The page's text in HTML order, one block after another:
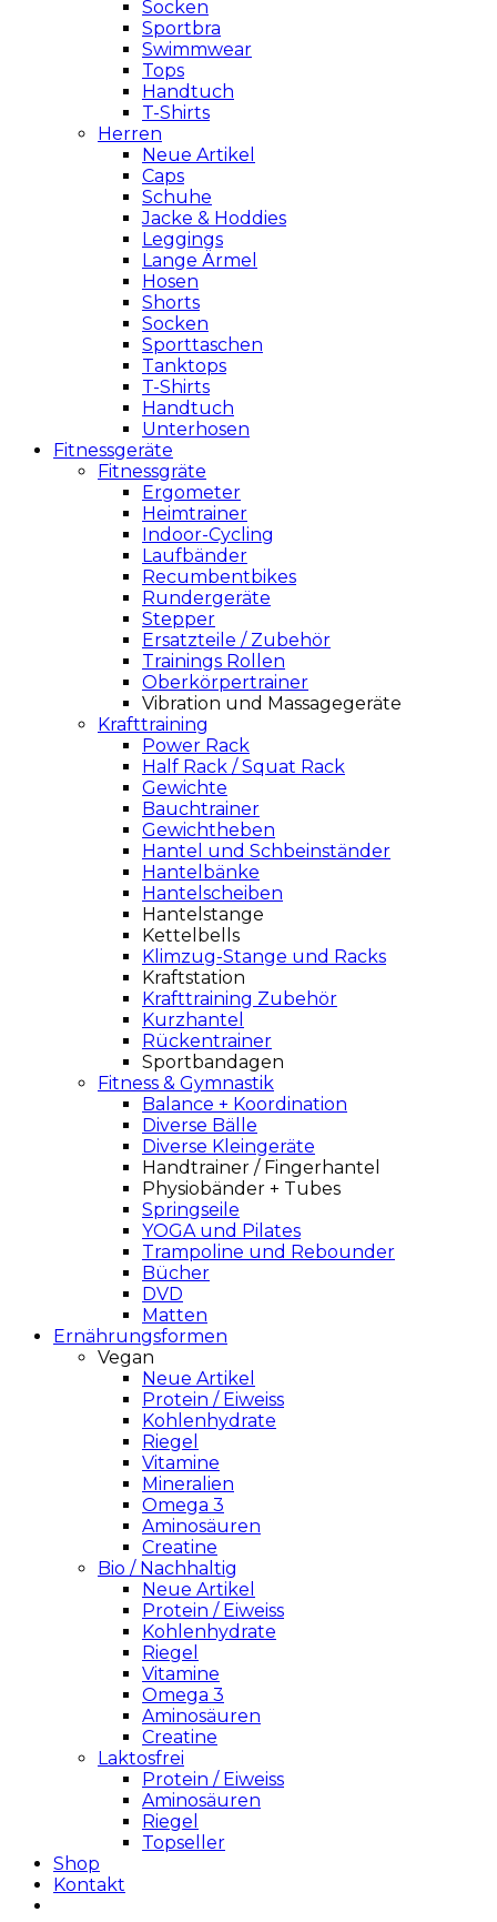
Socken
Sportbra
Swimmwear
Tops
Handtuch
T-Shirts
Herren
Neue Artikel
Caps
Schuhe
Jacke & Hoddies
Leggings
Lange Ärmel
Hosen
Shorts
Socken
Sporttaschen
Tanktops
T-Shirts
Handtuch
Unterhosen
Fitnessgeräte
Fitnessgräte
Ergometer
Heimtrainer
Indoor-Cycling
Laufbänder
Recumbentbikes
Rundergeräte
Stepper
Ersatzteile / Zubehör
Trainings Rollen
Oberkörpertrainer
Vibration und Massagegeräte
Krafttraining
Power Rack
Half Rack / Squat Rack
Gewichte
Bauchtrainer
Gewichtheben
Hantel und Schbeinständer
Hantelbänke
Hantelscheiben
Hantelstange
Kettelbells
Klimzug-Stange und Racks
Kraftstation
Krafttraining Zubehör
Kurzhantel
Rückentrainer
Sportbandagen
Fitness & Gymnastik
Balance + Koordination
Diverse Bälle
Diverse Kleingeräte
Handtrainer / Fingerhantel
Physiobänder + Tubes
Springseile
YOGA und Pilates
Trampoline und Rebounder
Bücher
DVD
Matten
Ernährungsformen
Vegan
Neue Artikel
Protein / Eiweiss
Kohlenhydrate
Riegel
Vitamine
Mineralien
Omega 3
Aminosäuren
Creatine
Bio / Nachhaltig
Neue Artikel
Protein / Eiweiss
Kohlenhydrate
Riegel
Vitamine
Omega 3
Aminosäuren
Creatine
Laktosfrei
Protein / Eiweiss
Aminosäuren
Riegel
Topseller
Shop
Kontakt